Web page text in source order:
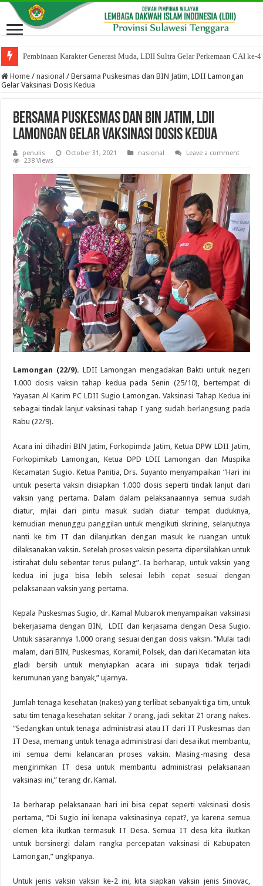
Pembinaan Karakter Generasi Muda, LDII Sultra Gelar Perkemaan CAI ke-
Home / nasional / Bersama Puskesmas dan BIN Jatim, LDII Lamongan
Gelar Vaksinasi Dosis Kedua
Bersama Puskesmas dan BIN Jatim, LDII
Lamongan Gelar Vaksinasi Dosis Kedua
penulis October 31, 2021 nasional
Leave a comment
238 Views
Lamongan (22/9). LDII Lamongan mengadakan Bakti untuk negeri
1.000 dosis vaksin tahap kedua pada Senin (25/10), bertempat di
Yayasan Al Karim PC LDII Sugio Lamongan. Vaksinasi Tahap Kedua ini
sebagai tindak lanjut vaksinasi tahap I yang sudah berlangsung pada
Rabu (22/9).
Acara ini dihadiri BIN Jatim, Forkopimda Jatim, Ketua DPW LDII Jatim,
Forkopimkab Lamongan, Ketua DPD LDII Lamongan dan Muspika
Kecamatan Sugio. Ketua Panitia, Drs. Suyanto menyampaikan “Hari ini
untuk peserta vaksin disiapkan 1.000 dosis seperti tindak lanjut dari
vaksin yang pertama. Dalam dalam pelaksanaannya semua sudah
diatur, mjlai dari pintu masuk sudah diatur tempat duduknya,
kemudian menunggu panggilan untuk mengikuti skrining, selanjutnya
nanti ke tim IT dan dilanjutkan dengan masuk ke ruangan untuk
dilaksanakan vaksin. Setelah proses vaksin peserta dipersilahkan untuk
istirahat dulu sebentar terus pulang”. Ia berharap, untuk vaksin yang
kedua ini juga bisa lebih selesai lebih cepat sesuai dengan
pelaksanaan vaksin yang pertama.
Kepala Puskesmas Sugio, dr. Kamal Mubarok menyampaikan vaksinasi
bekerjasama dengan BIN, LDII dan kerjasama dengan Desa Sugio.
Untuk sasarannya 1.000 orang sesuai dengan dosis vaksin. “Mulai tadi
malam, dari BIN, Puskesmas, Koramil, Polsek, dan dari Kecamatan kita
gladi bersih untuk menyiapkan acara ini supaya tidak terjadi
kerumunan yang banyak,” ujarnya.
Jumlah tenaga kesehatan (nakes) yang terlibat sebanyak tiga tim, untuk
satu tim tenaga kesehatan sekitar 7 orang, jadi sekitar 21 orang nakes.
“Sedangkan untuk tenaga administrasi atau IT dari IT Puskesmas dan
IT Desa, memang untuk tenaga administrasi dari desa ikut membantu,
ini semua demi kelancaran proses vaksin. Masing-masing desa
mengirimkan IT desa untuk membantu administrasi pelaksanaan
vaksinasi ini,” terang dr. Kamal.
Ia berharap pelaksanaan hari ini bisa cepat seperti vaksinasi dosis
pertama, “Di Sugio ini kenapa vaksinasinya cepat?, ya karena semua
elemen kita ikutkan termasuk IT Desa. Semua IT desa kita ikutkan
untuk bersinergi dalam rangka percepatan vaksinasi di Kabupaten
Lamongan,” ungkpanya.
Untuk jenis vaksin vaksin ke-2 ini, kita siapkan vaksin jenis Sinovac,